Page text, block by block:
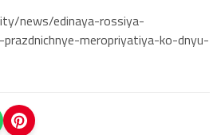
news/edinaya-rossiya-
meropriyatiya-ko-dnyu-